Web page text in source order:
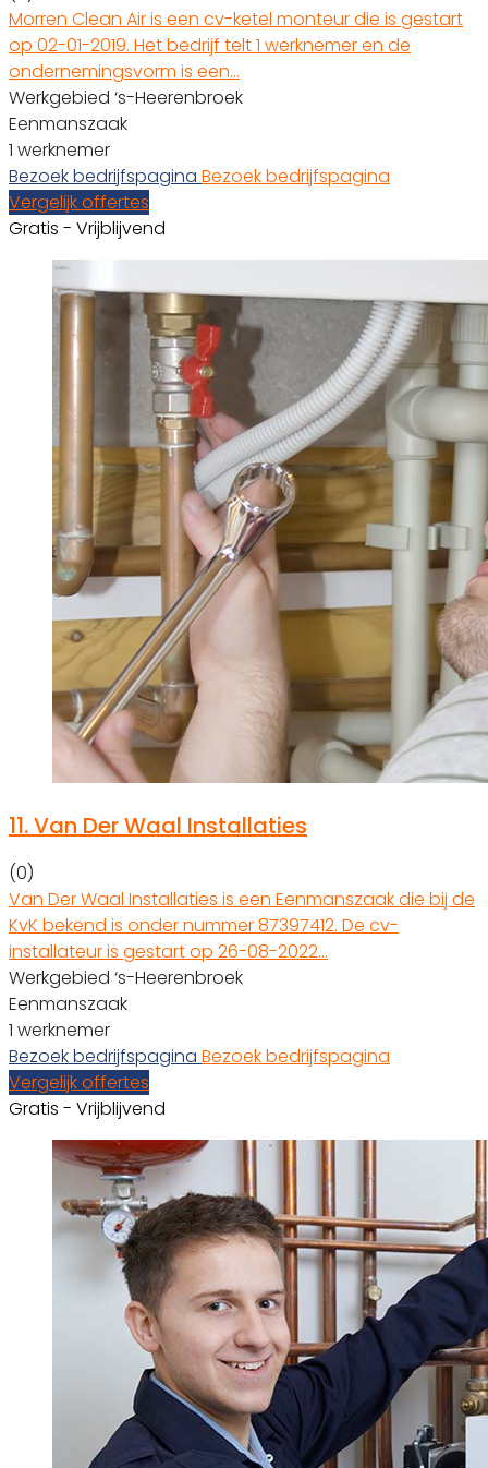
Morren Clean Air is een cv-ketel monteur die is gestart
op 02-01-2019. Het bedrijf telt 1 werknemer en de
ondernemingsvorm is een…
Werkgebied ‘s-Heerenbroek
Eenmanszaak
1 werknemer
Bezoek bedrijfspagina Bezoek bedrijfspagina
Vergelijk offertes
Gratis - Vrijblijvend
11.Van Der Waal Installaties
(0)
Van Der Waal Installaties is een Eenmanszaak die bij de
KvK bekend is onder nummer 87397412. De cv-
installateur is gestart op 26-08-2022…
Werkgebied ‘s-Heerenbroek
Eenmanszaak
1 werknemer
Bezoek bedrijfspagina Bezoek bedrijfspagina
Vergelijk offertes
Gratis - Vrijblijvend